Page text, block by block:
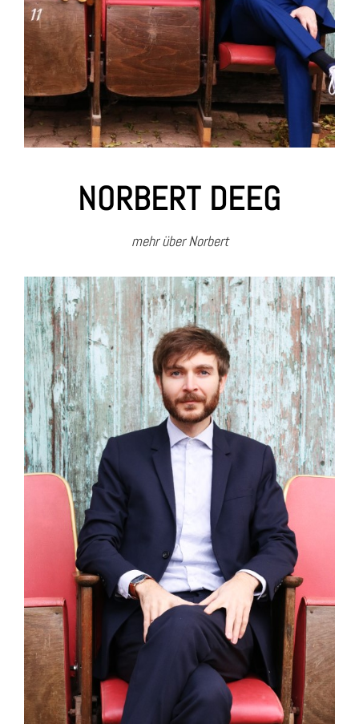
NORBERT DEEG
mehr über Norbert